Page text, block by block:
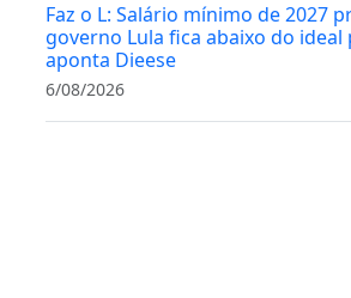
Faz o L: Salário mínimo de 2027
governo Lula fica abaixo do ideal
aponta Dieese
6/08/2026